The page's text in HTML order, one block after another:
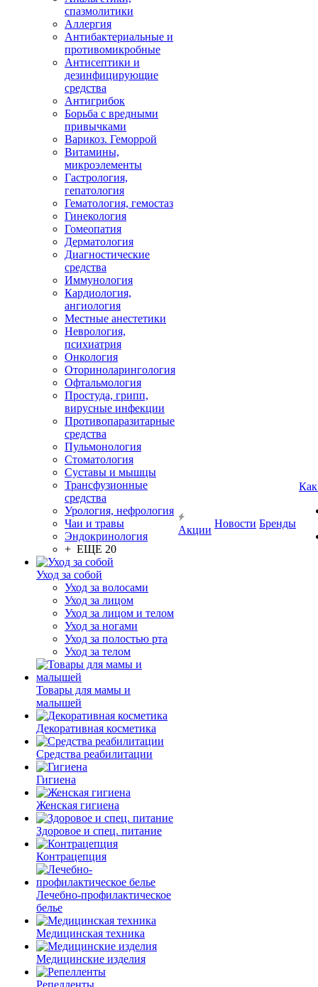
спазмолитики
Аллергия
Антибактериальные и
противомикробные
Антисептики и
дезинфицирующие
средства
Антигрибок
Борьба с вредными
привычками
Варикоз. Геморрой
Витамины,
микроэлементы
Гастрология,
гепатология
Гематология, гемостаз
Гинекология
Гомеопатия
Дерматология
Диагностические
средства
Иммунология
Кардиология,
ангиология
Местные анестетики
Неврология,
психиатрия
Онкология
Оториноларингология
Офтальмология
Простуда, грипп,
вирусные инфекции
Противопаразитарные
средства
Пульмонология
Стоматология
Суставы и мышцы
Трансфузионные
средства
Урология, нефрология
Чаи и травы
Эндокринология
+ ЕЩЕ 20
Уход за собой
Уход за волосами
Уход за лицом
Уход за лицом и телом
Уход за ногами
Уход за полостью рта
Уход за телом
Товары для мамы и
малышей
Декоративная косметика
Средства реабилитации
Гигиена
Женская гигиена
Здоровое и спец. питание
Контрацепция
Лечебно-профилактическое
белье
Медицинская техника
Медицинские изделия
Репелленты
Акции
Новости Бренды